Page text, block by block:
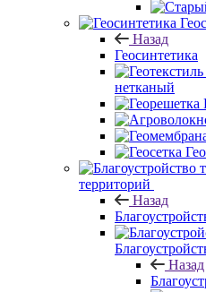
Назад
Геосинтетика
нетканый
территорий
Назад
Назад